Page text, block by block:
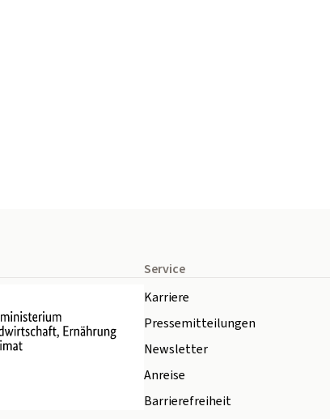
Service
Karriere
Pressemitteilungen
Newsletter
Anreise
Barrierefreiheit